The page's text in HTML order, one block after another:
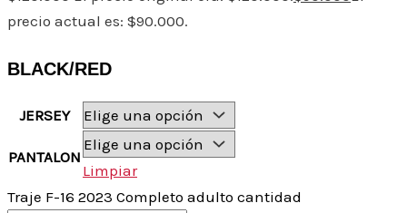
precio actual es: $90.000.
BLACK/RED
JERSEY
PANTALON
Limpiar
Traje F-16 2023 Completo adulto cantidad